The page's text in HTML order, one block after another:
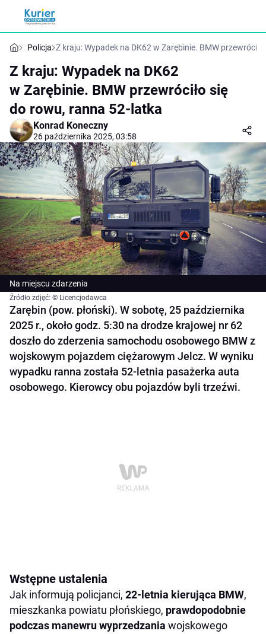
Policja Z kraju: Wypadek na DK62 w Zarębinie. BMW
Z kraju: Wypadek na DK62
w Zarębinie. BMW przewróciło się
do rowu, ranna 52-latka
Konrad Koneczny
26 października 2025, 03:58
Na miejscu zdarzenia
Źródło zdjęć: © Licencjodawca
Zarębin (pow. płoński). W sobotę, 25 października
2025 r., około godz. 5:30 na drodze krajowej nr 62
doszło do zderzenia samochodu osobowego BMW z
wojskowym pojazdem ciężarowym Jelcz. W wyniku
wypadku ranna została 52-letnia pasażerka auta
osobowego. Kierowcy obu pojazdów byli trzeźwi.
Wstępne ustalenia
Jak informują policjanci, 22-letnia kierująca BMW,
mieszkanka powiatu płońskiego, prawdopodobnie
podczas manewru wyprzedzania wojskowego